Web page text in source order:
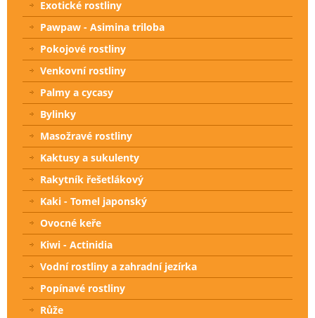
Exotické rostliny
Pawpaw - Asimina triloba
Pokojové rostliny
Venkovní rostliny
Palmy a cycasy
Bylinky
Masožravé rostliny
Kaktusy a sukulenty
Rakytník řešetlákový
Kaki - Tomel japonský
Ovocné keře
Kiwi - Actinidia
Vodní rostliny a zahradní jezírka
Popínavé rostliny
Růže